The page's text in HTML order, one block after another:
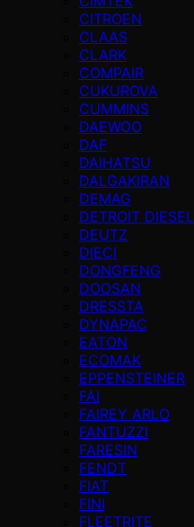
CITROEN
CLAAS
CLARK
COMPAIR
CUKUROVA
CUMMINS
DAEWOO
DAF
DAIHATSU
DALGAKIRAN
DEMAG
DETROIT DIESEL
DEUTZ
DIECI
DONGFENG
DOOSAN
DRESSTA
DYNAPAC
EATON
ECOMAK
EPPENSTEINER
FAI
FAIREY ARLO
FANTUZZI
FARESIN
FENDT
FIAT
FINI
FLEETRITE